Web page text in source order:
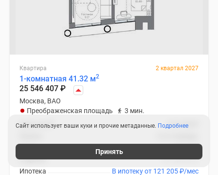
Квартира 2 квартал 2027
1-комнатная 41.32 м2
25 546 407 ₽
Москва, ВАО
Преображенская площадь
3 мин.
618 258
Цена за м
нет данных
Отделка
В ипотеку от 121 205₽/мес
Ипотека
Сайт использует ваши куки и прочие метаданные. Подробнее
Принять